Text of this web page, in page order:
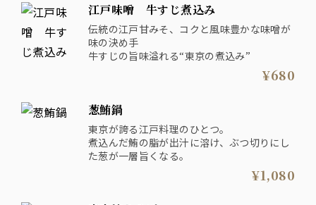
江戸味噌 牛すじ煮込み
伝統の江戸甘みそ、コクと風味豊かな味噌が
味の決め手
牛すじの旨味溢れる“東京の煮込み”
¥680
葱鮪鍋
東京が誇る江戸料理のひとつ。
煮込んだ鮪の脂が出汁に溶け、ぶつ切りにし
た葱が一層旨くなる。
¥1,080